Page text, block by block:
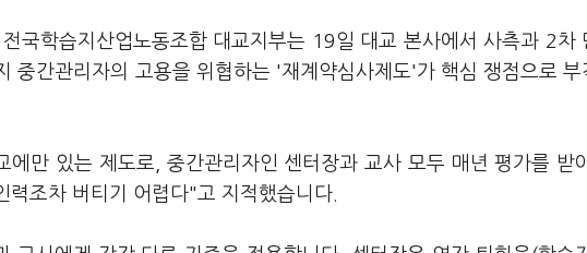
국학습지산업노동조합 대교지부는 19일 대교 본사에서 사측과 2차
중간관리자의 고용을 위협하는 '재계약심사제도'가 핵심 쟁점으로 부
에만 있는 제도로, 중간관리자인 센터장과 교사 모두 매년 평가를 받
조차 버티기 어렵다"고 지적했습니다.